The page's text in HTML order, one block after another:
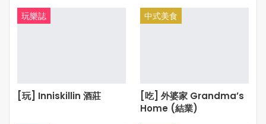
玩樂誌
[玩] Inniskillin 酒莊
中式美食
[吃] 外婆家 Grandma’s
Home (結業)